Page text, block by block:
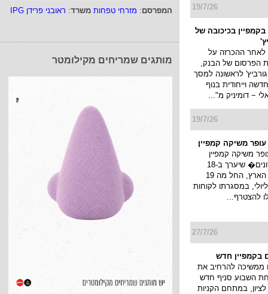
המפרסם: מזרחי טפחות משרד: ראובני פרידן IPG
מותגים שמריחים מקילומטר
19/7/26
בכיכובה של
לאחר ההכרזה על
הפרסום של הבנק,
לראשונה למסך
וייחודית בנוף
− דומיניק מ"...
19/7/26
עופר משיקה קמפיין
משיקה קמפיין
�חגיגת מועדונים� שיערך ב-18
קניונים ברחבי הארץ, החל מה 19
עד ה 22 ליולי, במסגרתו לקוחות
להצטרף...
27/7/26
בקמפיין חדש
ממשיכה להרחיב את
השבוע סניף חדש
במתחם הקניות